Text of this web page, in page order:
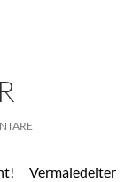
Vermaledeiter